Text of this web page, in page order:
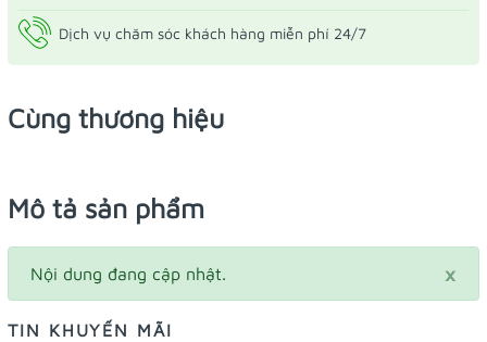
Dịch vụ chăm sóc khách hàng miễn phí 24/7
Cùng thương hiệu
Mô tả sản phẩm
×
Nội dung đang cập nhật.
TIN KHUYẾN MÃI